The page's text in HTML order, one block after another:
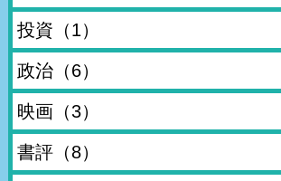
投資 （1）
政治（6）
映画（3）
書評（8）